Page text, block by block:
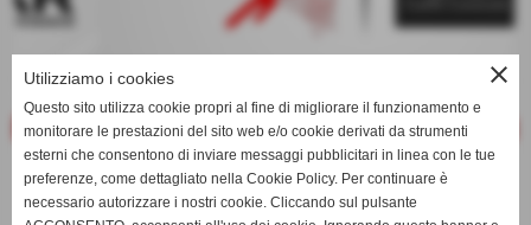
close
Utilizziamo i cookies
Questo sito utilizza cookie propri al fine di migliorare il funzionamento e
monitorare le prestazioni del sito web e/o cookie derivati da strumenti
esterni che consentono di inviare messaggi pubblicitari in linea con le tue
preferenze, come dettagliato nella Cookie Policy. Per continuare è
necessario autorizzare i nostri cookie. Cliccando sul pulsante